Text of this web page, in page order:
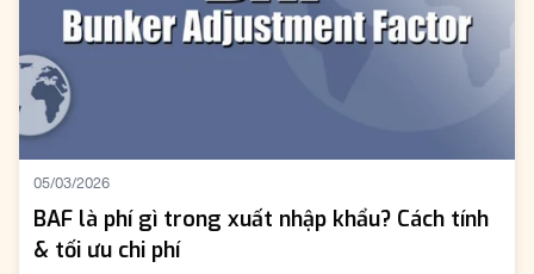
05/03/2026
BAF là phí gì trong xuất nhập khẩu? Cách tính
& tối ưu chi phí